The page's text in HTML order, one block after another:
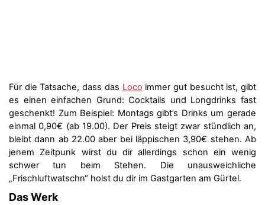
Für die Tatsache, dass das Loco immer gut besucht ist, gibt
es einen einfachen Grund: Cocktails und Longdrinks fast
geschenkt! Zum Beispiel: Montags gibt’s Drinks um gerade
einmal 0,90€ (ab 19.00). Der Preis steigt zwar stündlich an,
bleibt dann ab 22.00 aber bei läppischen 3,90€ stehen. Ab
jenem Zeitpunk wirst du dir allerdings schon ein wenig
schwer tun beim Stehen. Die unausweichliche
„Frischluftwatschn“ holst du dir im Gastgarten am Gürtel.
Das Werk